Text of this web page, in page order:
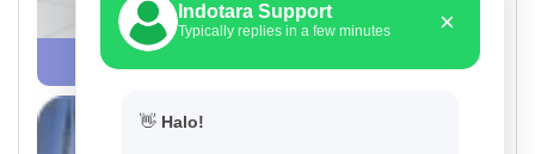
Indotara Support
Typically replies in a few minutes ×
👋 Halo!